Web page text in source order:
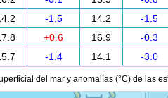
-1.5 14.2 -1.5
+0.6 16.9 -0.3
-1.4 14.1 -3.0
del mar y anomalías (°C) de las